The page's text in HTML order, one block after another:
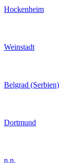
Hockenheim
Weinstadt
Belgrad (Serbien)
Dortmund
n.n.